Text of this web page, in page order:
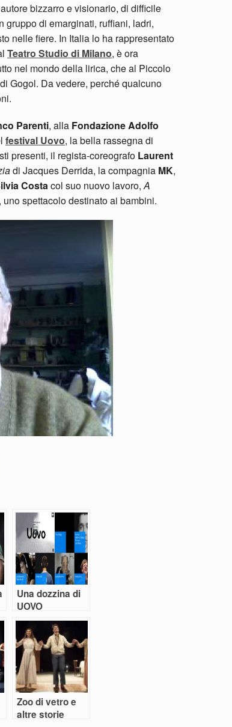
bizzarro e visionario, di difficile
gruppo di emarginati, ruffiani, ladri,
nelle fiere. In Italia lo ha rappresentato
Teatro Studio di Milano, è ora
nel mondo della lirica, che al Piccolo
di Gogol. Da vedere, perché qualcuno
Parenti, alla Fondazione Adolfo
festival Uovo, la bella rassegna di
presenti, il regista-coreografo Laurent
di Jacques Derrida, la compagnia MK,
Costacol suo nuovo lavoro,A
, uno spettacolo destinato ai bambini.
Una dozzina di
UOVO
Zoo di vetro e
altre storie